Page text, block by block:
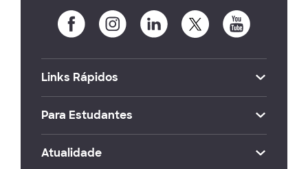
Links Rápidos
Para Estudantes
Atualidade